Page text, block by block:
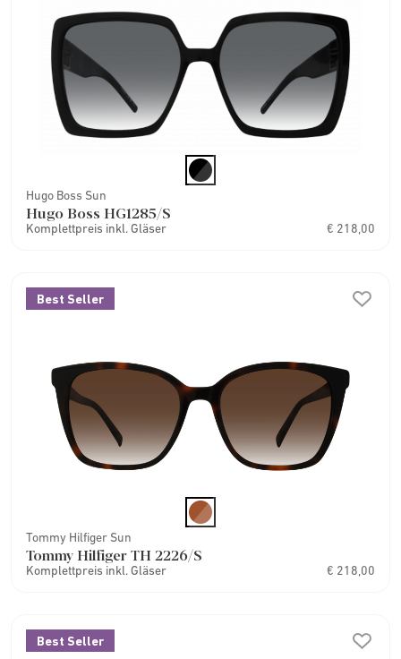
Hugo Boss Sun
Hugo Boss HG1285/S
Komplettpreis inkl. Gläser € 218,00
Best Seller
Tommy Hilfiger Sun
Tommy Hilfiger TH 2226/S
Komplettpreis inkl. Gläser € 218,00
Best Seller